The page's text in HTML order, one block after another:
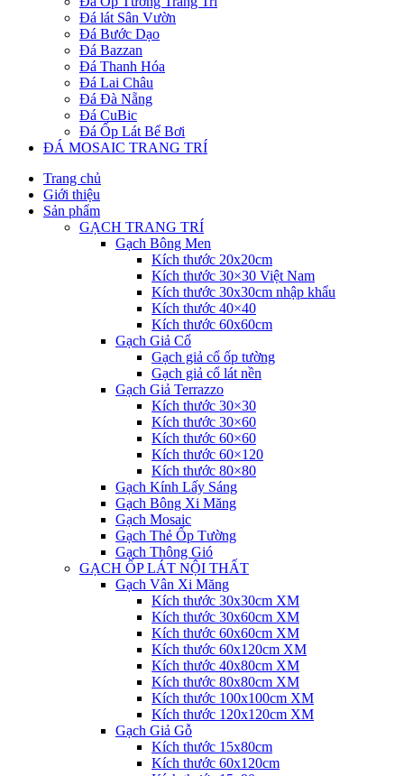
Đá lát Sân Vườn
Đá Bước Dạo
Đá Bazzan
Đá Thanh Hóa
Đá Lai Châu
Đá Đà Nẵng
Đá CuBic
Đá Ốp Lát Bể Bơi
ĐÁ MOSAIC TRANG TRÍ
Trang chủ
Giới thiệu
Sản phẩm
GẠCH TRANG TRÍ
Gạch Bông Men
Kích thước 20x20cm
Kích thước 30×30 Việt Nam
Kích thước 30x30cm nhập khẩu
Kích thước 40×40
Kích thước 60x60cm
Gạch Giả Cổ
Gạch giả cổ ốp tường
Gạch giả cổ lát nền
Gạch Giả Terrazzo
Kích thước 30×30
Kích thước 30×60
Kích thước 60×60
Kích thước 60×120
Kích thước 80×80
Gạch Kính Lấy Sáng
Gạch Bông Xi Măng
Gạch Mosaic
Gạch Thẻ Ốp Tường
Gạch Thông Gió
GẠCH ỐP LÁT NỘI THẤT
Gạch Vân Xi Măng
Kích thước 30x30cm XM
Kích thước 30x60cm XM
Kích thước 60x60cm XM
Kích thước 60x120cm XM
Kích thước 40x80cm XM
Kích thước 80x80cm XM
Kích thước 100x100cm XM
Kích thước 120x120cm XM
Gạch Giả Gỗ
Kích thước 15x80cm
Kích thước 60x120cm